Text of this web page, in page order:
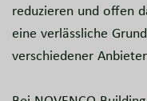
reduzieren und offen
eine verlässliche
verschiedener